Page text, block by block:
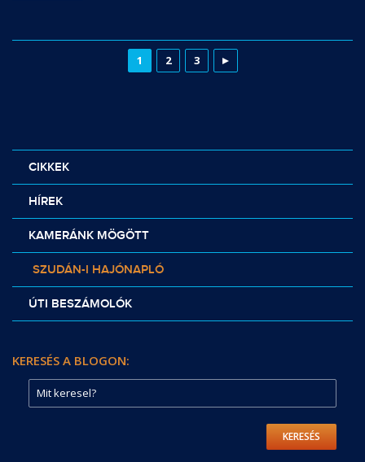
1 2 3
CIKKEK
HÍREK
KAMERÁNK MÖGÖTT
SZUDÁN-I HAJÓNAPLÓ
ÚTI BESZÁMOLÓK
KERESÉS A BLOGON:
KERESÉS